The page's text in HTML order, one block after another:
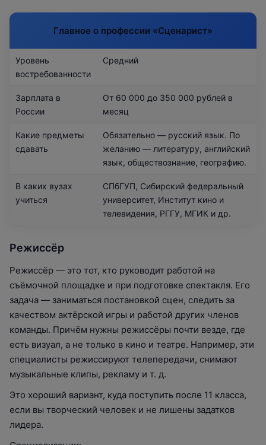
Главное о профессии «‎Сценарист»
Уровень
востребованности
Средний
Зарплата в
России
От 60 000 до 350 000 рублей в
месяц
Какие предметы
сдавать
Обязательно — русский язык. По
желанию — литературу, английский
язык, обществознание, географию.
В каких вузах
учиться
СПбГУП, Сибирский федеральный
университет, Институт кино и
телевидения, РГГУ, МГИК и др.
Режиссёр
Режиссёр — это тот, кто руководит работой на
съёмочной площадке и при подготовке спектакля. Его
задача — заниматься постановкой сцен, следить за
качеством актёрской игры и работой других членов
команды. Причём нужны режиссёры почти везде, где
есть визуал, а не только в кино и театре. Например, эти
специалисты режиссируют телепередачи, снимают
музыкальные клипы, рекламу и т. д.
Это хороший вариант, куда поступить после 11 класса,
если вы творческий человек и не лишены задатков
лидера.